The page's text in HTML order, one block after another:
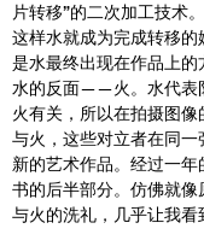
片转移”的二次加工技术
这样水就成为完成转移
是水最终出现在作品上
水的反面——火。水代表
火有关，所以在拍摄图
与火，这些对立者在同
新的艺术作品。经过一
书的后半部分。仿佛就
与火的洗礼，几乎让我看